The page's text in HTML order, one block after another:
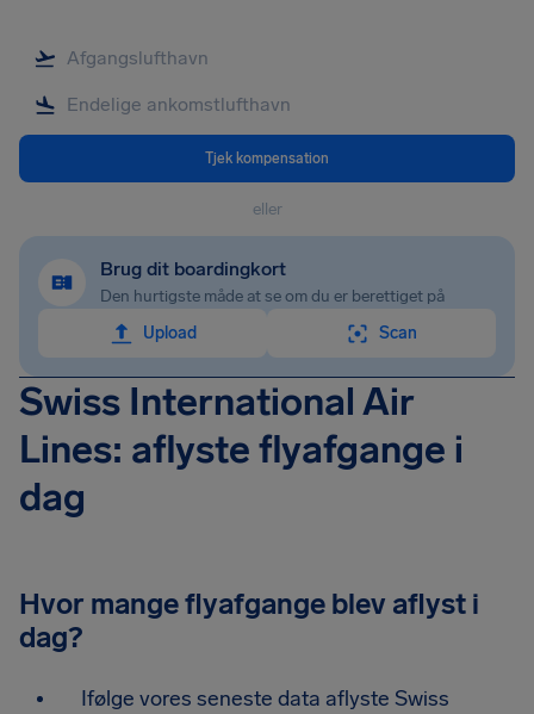
Tjek kompensation
eller
Brug dit boardingkort
Den hurtigste måde at se om du er berettiget på
Upload
Scan
Swiss International Air
Lines: aflyste flyafgange i
dag
Hvor mange flyafgange blev aflyst i
dag?
Ifølge vores seneste data aflyste Swiss